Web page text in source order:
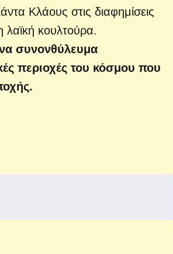
Κλάους στις διαφημίσεις
λαϊκή κουλτούρα.
συνονθύλευμα
περιοχές του κόσμου που